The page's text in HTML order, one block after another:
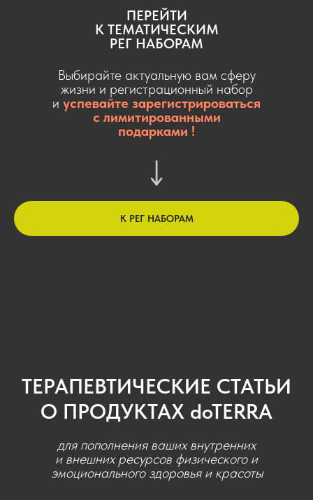
ПЕРЕЙТИ
К ТЕМАТИЧЕСКИМ
РЕГ НАБОРАМ
Выбирайте актуальную вам сферу
жизни и регистрационный набор
и успевайте зарегистрироваться
с лимитированными
подарками !
К РЕГ НАБОРАМ
ТЕРАПЕВТИЧЕСКИЕ СТАТЬИ
О ПРОДУКТАХ doTERRA
для пополнения ваших внутренних
и внешних ресурсов физического и
эмоционального здоровья и красоты